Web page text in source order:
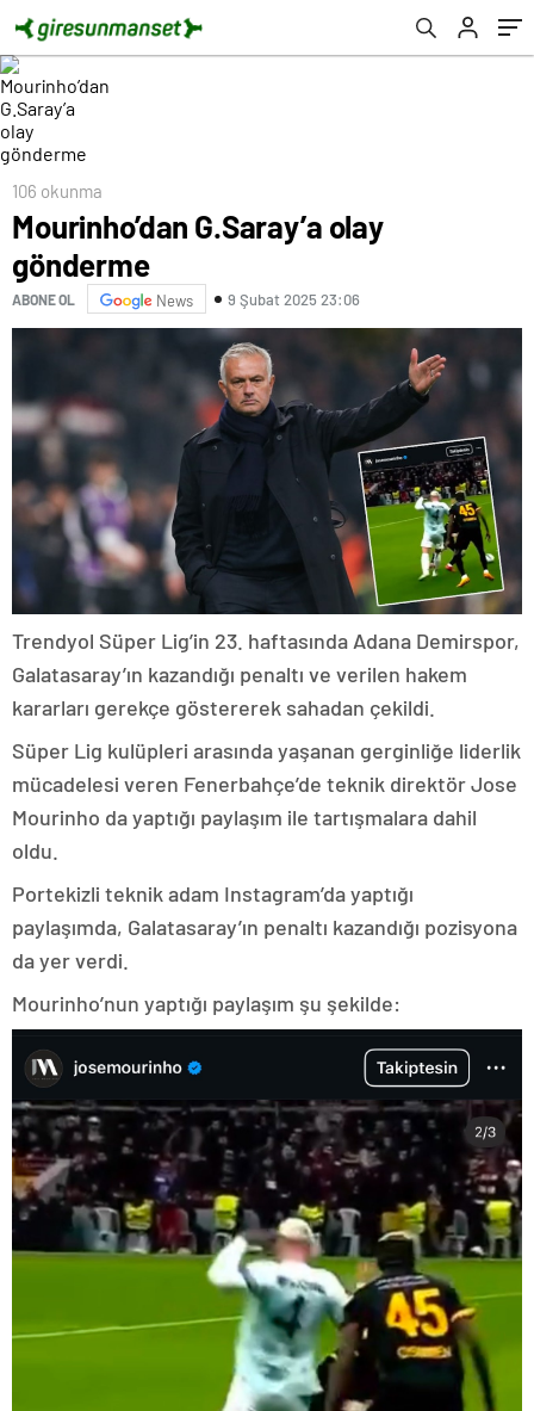
106 okunma
Mourinho’dan G.Saray’a olay
gönderme
ABONE OL News 9 Şubat 2025 23:06
Trendyol Süper Lig’in 23. haftasında Adana Demirspor,
Galatasaray’ın kazandığı penaltı ve verilen hakem
kararları gerekçe göstererek sahadan çekildi.
Süper Lig kulüpleri arasında yaşanan gerginliğe liderlik
mücadelesi veren Fenerbahçe’de teknik direktör Jose
Mourinho da yaptığı paylaşım ile tartışmalara dahil
oldu.
Portekizli teknik adam Instagram’da yaptığı
paylaşımda, Galatasaray’ın penaltı kazandığı pozisyona
da yer verdi.
Mourinho’nun yaptığı paylaşım şu şekilde: